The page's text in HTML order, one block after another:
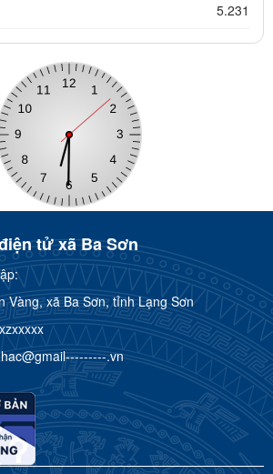
5.231
tử xã Ba Sơn
Vàng, xã Ba Sơn, tỉnh Lạng Sơn
.vn